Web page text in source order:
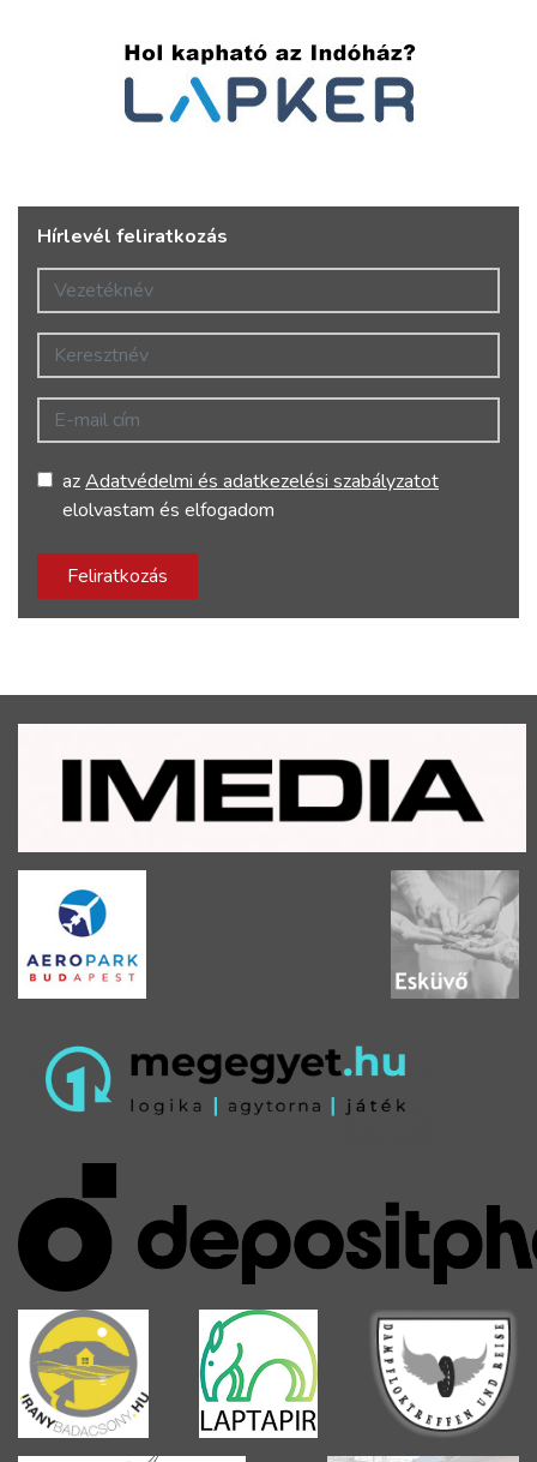
Hírlevél feliratkozás
Vezetéknév
Keresztnév
E-mail cím
azAdatvédelmi és adatkezelési szabályzatot
elolvastam és elfogadom
Feliratkozás